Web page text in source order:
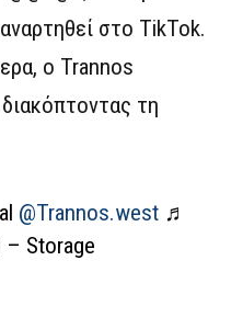
στο TikTok.
ο Trannos
τη
@Trannos.west ♬
– Storage